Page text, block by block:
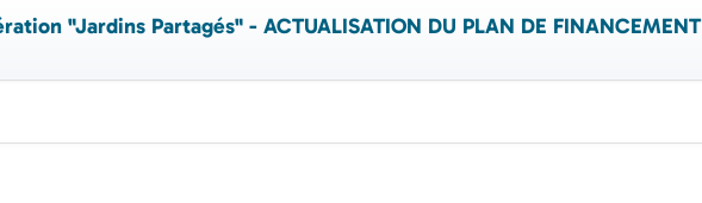
"Jardins Partagés" - ACTUALISATION DU PLAN DE FINANCEMENT